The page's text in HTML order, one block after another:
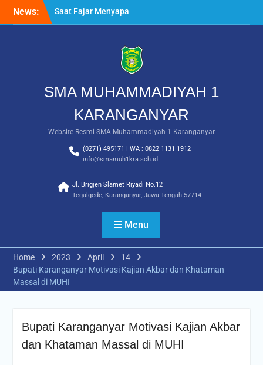
News:
Saat Fajar Menyapa
Angkatan Baru, SMA
Karanganyar Gelar
Awalussanah Penuh Makna
Rekapitulasi Realisasi
Penggunaan Dana BOS
2026
Langkah Pertama Menjadi
Generasi Berkarakter,
MPLS/FORTASI SMA
Muhammadiyah 1
Karanganyar Dimulai
Kebangsaan
SMA MUHAMMADIYAH 1
KARANGANYAR
Website Resmi SMA Muhammadiyah 1 Karanganyar
(0271) 495171 | WA : 0822 1131 1912
info@smamuh1kra.sch.id
Jl. Brigjen Slamet Riyadi No.12
Tegalgede, Karanganyar, Jawa Tengah 57714
Menu
Home 2023 April
14
Bupati Karanganyar Motivasi Kajian Akbar dan Khataman
Massal di MUHI
Bupati Karanganyar Motivasi Kajian Akbar
dan Khataman Massal di MUHI